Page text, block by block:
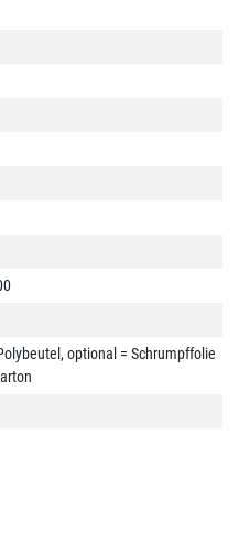
optional = Schrumpffolie